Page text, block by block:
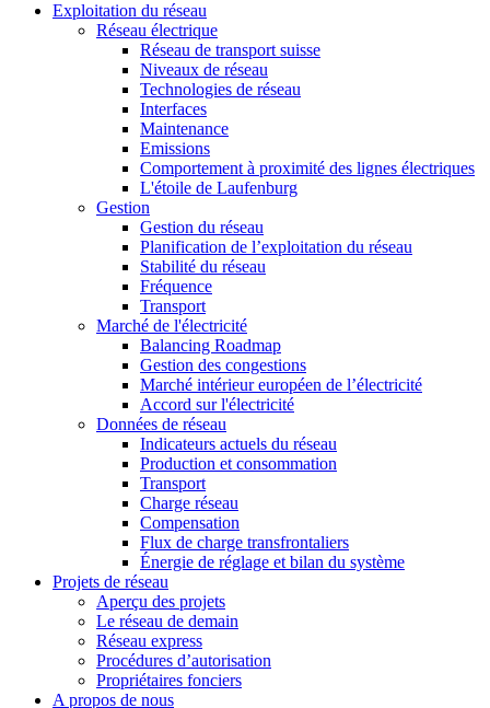
Exploitation du réseau
Réseau électrique
Réseau de transport suisse
Niveaux de réseau
Technologies de réseau
Interfaces
Maintenance
Emissions
Comportement à proximité des lignes électriques
L'étoile de Laufenburg
Gestion
Gestion du réseau
Planification de l’exploitation du réseau
Stabilité du réseau
Fréquence
Transport
Marché de l'électricité
Balancing Roadmap
Gestion des congestions
Marché intérieur européen de l’électricité
Accord sur l'électricité
Données de réseau
Indicateurs actuels du réseau
Production et consommation
Transport
Charge réseau
Compensation
Flux de charge transfrontaliers
Énergie de réglage et bilan du système
Projets de réseau
Aperçu des projets
Le réseau de demain
Réseau express
Procédures d’autorisation
Propriétaires fonciers
A propos de nous